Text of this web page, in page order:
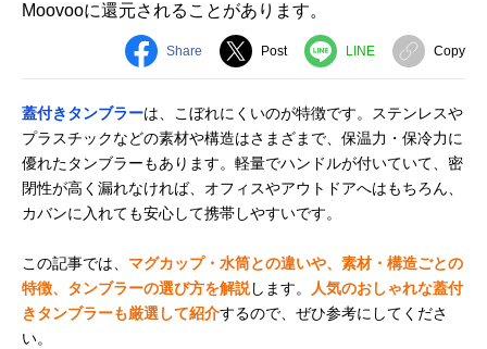
Moovooに還元されることがあります。
Share Post LINE Copy
蓋付きタンブラーは、こぼれにくいのが特徴です。ステンレスや
プラスチックなどの素材や構造はさまざまで、保温力・保冷力に
優れたタンブラーもあります。軽量でハンドルが付いていて、密
閉性が高く漏れなければ、オフィスやアウトドアへはもちろん、
カバンに入れても安心して携帯しやすいです。
この記事では、 マグカップ・水筒との違いや、素材・構造ごとの
特徴、タンブラーの選び方を解説します。
人気のおしゃれな蓋付
きタンブラーも厳選して紹介するので、ぜひ参考にしてくださ
い。